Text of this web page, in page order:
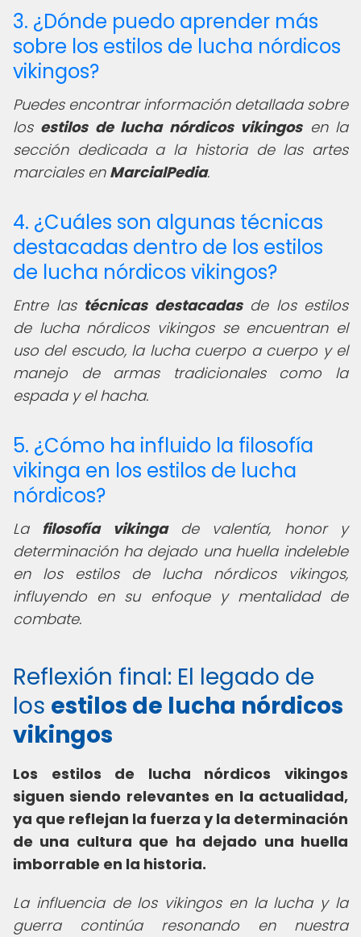
3. ¿Dónde puedo aprender más
sobre los estilos de lucha nórdicos
vikingos?
Puedes encontrar información detallada sobre
los estilos de lucha nórdicos vikingosen la
sección dedicada a la historia de las artes
marciales en MarcialPedia.
4. ¿Cuáles son algunas técnicas
destacadas dentro de los estilos
de lucha nórdicos vikingos?
Entre las técnicas destacadasde los estilos
de lucha nórdicos vikingos se encuentran el
uso del escudo, la lucha cuerpo a cuerpo y el
manejo de armas tradicionales como la
espada y el hacha.
5. ¿Cómo ha influido la filosofía
vikinga en los estilos de lucha
nórdicos?
La filosofía vikingade valentía, honor y
determinación ha dejado una huella indeleble
en los estilos de lucha nórdicos vikingos,
influyendo en su enfoque y mentalidad de
combate.
Reflexión final: El legado de
los estilos de lucha nórdicos
vikingos
Los estilos de lucha nórdicos vikingos
siguen siendo relevantes en la actualidad,
ya que reflejan la fuerza y la determinación
de una cultura que ha dejado una huella
imborrable en la historia.
La influencia de los vikingos en la lucha y la
guerra continúa resonando en nuestra